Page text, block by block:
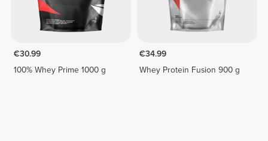
€30.99
100% Whey Prime 1000 g
€34.99
Whey Protein Fusion 900 g